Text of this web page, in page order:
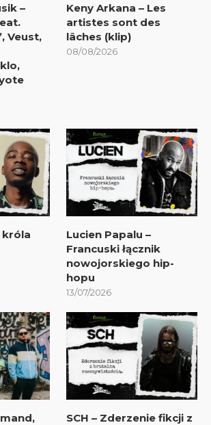
–
Veust,
Keny Arkana – Les
artistes sont des
lâches (klip)
08/08/2026
króla
Lucien Papalu –
Francuski łącznik
nowojorskiego hip-
hopu
13/07/2026
SCH – Zderzenie fikcji z